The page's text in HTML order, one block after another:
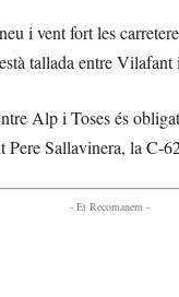
i vent fort les
tallada entre
Alp i Toses és
Pere Sallavinera, la
- Et Recomanem -